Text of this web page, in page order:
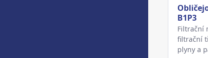
B1P3
Filtrační
filtrační
plyny a